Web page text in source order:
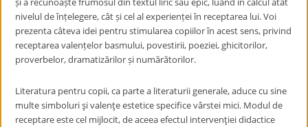
nivelul de înțelegere, cât și cel al experienței în receptarea lui. Voi
prezenta câteva idei pentru stimularea copiilor în acest sens, privind
receptarea valențelor basmului, povestirii, poeziei, ghicitorilor,
proverbelor, dramatizărilor și numărătorilor.
Literatura pentru copii, ca parte a literaturii generale, aduce cu sine
multe simboluri şi valenţe estetice specifice vârstei mici. Modul de
receptare este cel mijlocit, de aceea efectul intervenţiei didactice